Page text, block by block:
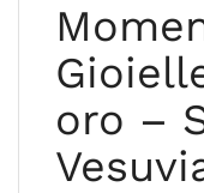
oro –